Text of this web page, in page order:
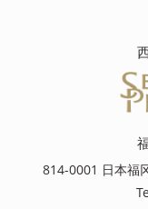
814-0001 日本福